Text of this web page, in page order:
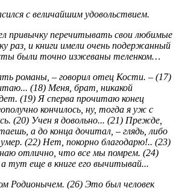
с величайшим удовольствием.
привычку перечитывать свои любимые
раз, и книги имели очень подержанный
были точно изжеваны теленком…
романы, – говорил отец Кости. – (17)
(18) Меня, брат, никакой
(19) Я сперва прочитаю конец
кончилось, ну, тогда я уж с
(20) Учен я довольно... (21) Прежде,
а до конца дочитал, – глядь, либо
(22) Нет, покорно благодарю!.. (23)
отлично, что все мы помрем. (24)
а тут еще в книге его вычитывай...
Родионычем. (26) Это был человек